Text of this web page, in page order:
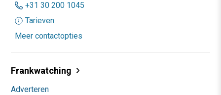
+31 30 200 1045
Tarieven
Meer contactopties
Frankwatching
Adverteren